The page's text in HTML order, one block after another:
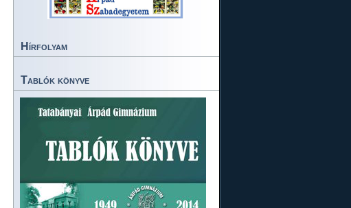
Hírfolyam
Tablók könyve